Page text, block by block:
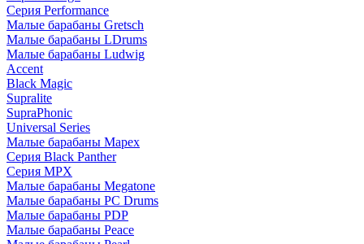
Серия Performance
Малые барабаны Gretsch
Малые барабаны LDrums
Малые барабаны Ludwig
Accent
Black Magic
Supralite
SupraPhonic
Universal Series
Малые барабаны Mapex
Серия Black Panther
Серия MPX
Малые барабаны Megatone
Малые барабаны PC Drums
Малые барабаны PDP
Малые барабаны Peace